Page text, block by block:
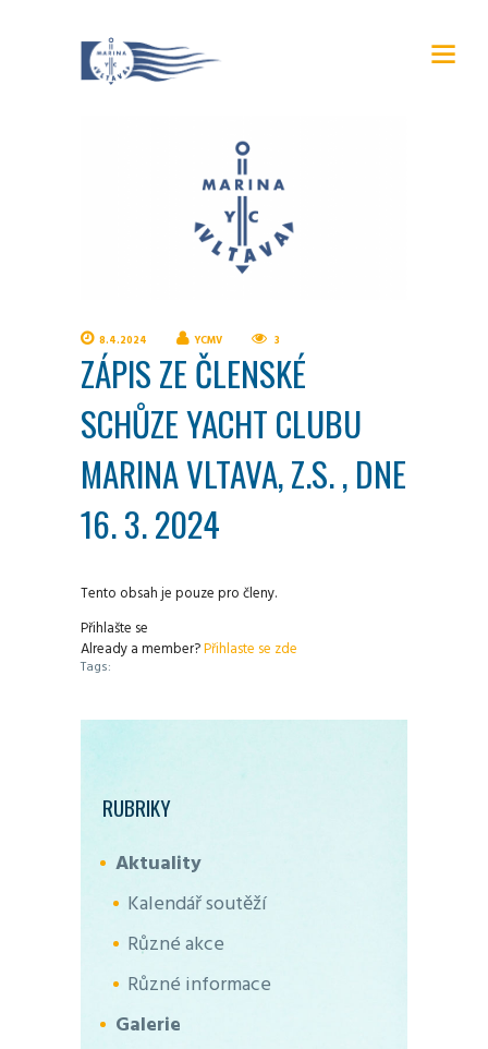
8.4.2024 YCMV 3
ZÁPIS ZE ČLENSKÉ
SCHŮZE YACHT CLUBU
MARINA VLTAVA, Z.S. , DNE
16. 3. 2024
Tento obsah je pouze pro členy.
Přihlašte se
Already a member?Přihlaste se zde
Tags:
RUBRIKY
Aktuality
Kalendář soutěží
Různé akce
Různé informace
Galerie